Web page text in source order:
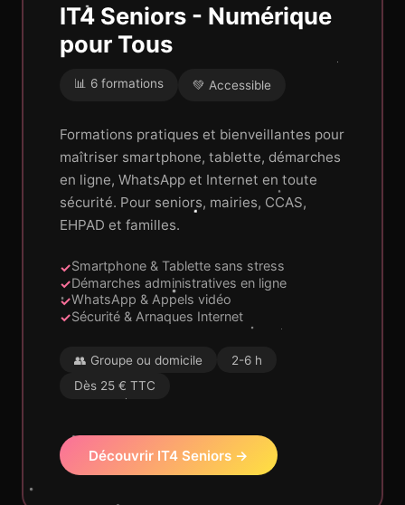
IT4 Seniors - Numérique
pour Tous
📊 6 formations 💚 Accessible
Formations pratiques et bienveillantes pour
maîtriser smartphone, tablette, démarches
en ligne, WhatsApp et Internet en toute
sécurité. Pour seniors, mairies, CCAS,
EHPAD et familles.
Smartphone & Tablette sans stress
Démarches administratives en ligne
WhatsApp & Appels vidéo
Sécurité & Arnaques Internet
👥 Groupe ou domicile
2-6 h
Dès 25 € TTC
Découvrir IT4 Seniors →